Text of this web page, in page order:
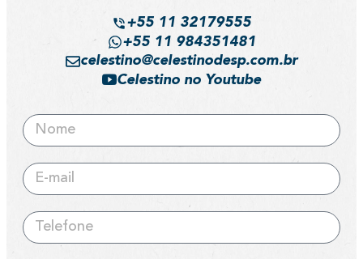
+55 11 32179555
+55 11 984351481
celestino@celestinodesp.com.br
Celestino no Youtube